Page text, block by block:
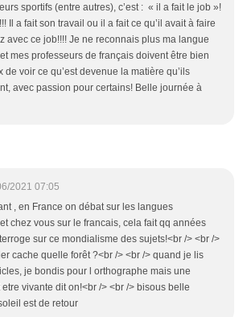
sportifs (entre autres), c’est : « il a fait le job »!
Il a fait son travail ou il a fait ce qu’il avait à faire
avec ce job!!!! Je ne reconnais plus ma langue
mes professeurs de français doivent être bien
de voir ce qu’est devenue la matière qu’ils
avec passion pour certains! Belle journée à
2021 07:05
, en France on débat sur les langues
chez vous sur le francais, cela fait qq années
sur ce mondialisme des sujets!<br /> <br />
cache quelle forêt ?<br /> <br /> quand je lis
je bondis pour l orthographe mais une
etre vivante dit on!<br /> <br /> bisous belle
est de retour